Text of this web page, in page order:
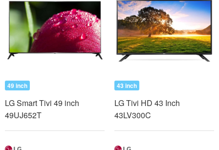
49 inch
LG Smart Tivi 49 inch
49UJ652T
43 inch
LG Tivi HD 43 Inch
43LV300C